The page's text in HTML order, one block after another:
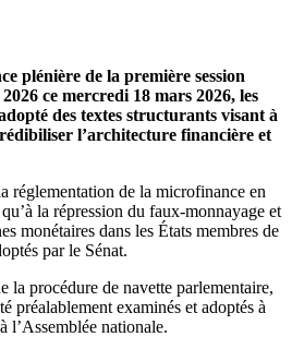
plénière de la première session
ce mercredi 18 mars 2026, les
des textes structurants visant à
l’architecture financière et
réglementation de la microfinance en
la répression du faux-monnayage et
monétaires dans les États membres de
par le Sénat.
la procédure de navette parlementaire,
préalablement examinés et adoptés à
l’Assemblée nationale.